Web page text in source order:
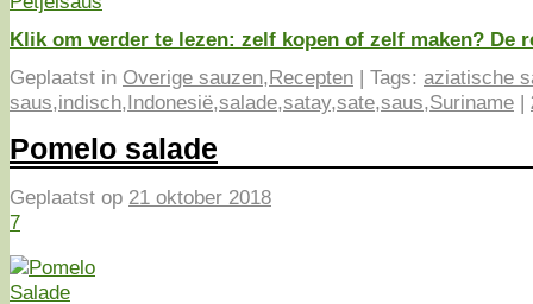
Klik om verder te lezen: zelf kopen of zelf maken? De
Geplaatst in Overige sauzen,Recepten | Tags: aziatische
saus,indisch,Indonesië,salade,satay,sate,saus,Suriname |
Pomelo salade
Geplaatst op 21 oktober 2018
7